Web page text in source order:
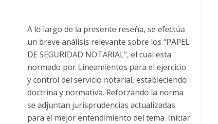
A lo largo de la presente reseña, se efectúa
un breve análisis relevante sobre los “PAPEL
DE SEGURIDAD NOTARIAL”, el cual esta
normado por Lineamientos para el ejercicio
y control del servicio notarial, estableciendo
doctrina y normativa. Reforzando la norma
se adjuntan jurisprudencias actualizadas
para el mejor entendimiento del tema. Iniciar